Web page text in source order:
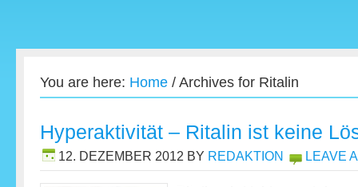
You are here: Home / Archives for Ritalin
Hyperaktivität – Ritalin ist keine
12. DEZEMBER 2012 BY REDAKTION LEAVE